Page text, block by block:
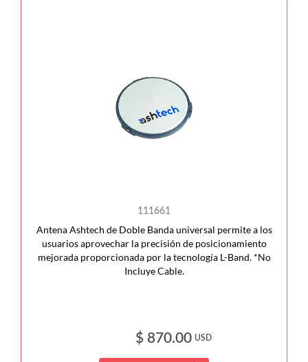
111661
Antena Ashtech de Doble Banda universal permite a los
usuarios aprovechar la precisión de posicionamiento
mejorada proporcionada por la tecnología L-Band. *No
Incluye Cable.
$ 870.00 USD